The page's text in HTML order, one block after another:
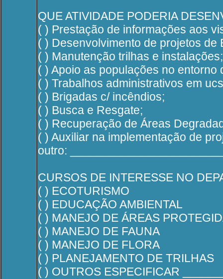
QUE ATIVIDADE PODERIA
( ) Prestação de informações aos
( ) Desenvolvimento de projetos de
( ) Manutenção trilhas e instalações;
( ) Apoio as populações no entorno
( ) Trabalhos administrativos em
( ) Brigadas c/ incêndios;
( ) Busca e Resgate;
( ) Recuperação de Áreas
( ) Auxiliar na implementação de
outro:
CURSOS DE INTERESSE NO
( ) ECOTURISMO
( ) EDUCAÇÃO AMBIENTAL
( ) MANEJO DE ÁREAS
( ) MANEJO DE FAUNA
( ) MANEJO DE FLORA
( ) PLANEJAMENTO DE TRILHAS
( ) OUTROS ESPECIFICAR